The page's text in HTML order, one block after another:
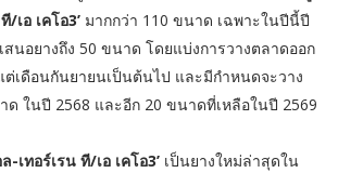
เอ เคโอ3’ มากกว่า 110 ขนาด เฉพาะในปีนี้ปี
สนอยางถึง 50 ขนาด โดยแบ่งการวางตลาดออก
ต่เดือนกันยายนเป็นต้นไป และมีกำหนดจะวาง
ด ในปี 2568 และอีก 20 ขนาดที่เหลือในปี 2569
-เทอร์เรน ที/เอ เคโอ3’ เป็นยางใหม่ล่าสุดใน